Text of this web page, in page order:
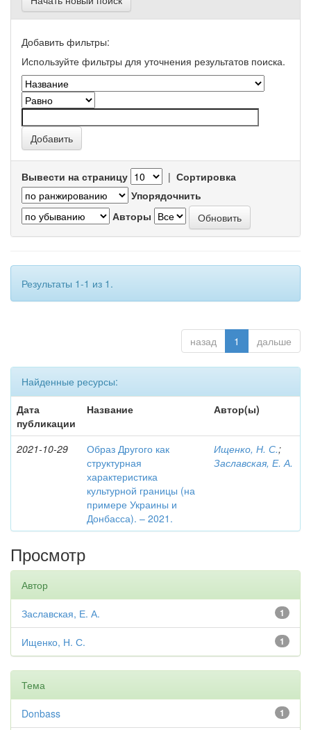
Добавить фильтры:
Используйте фильтры для уточнения результатов поиска.
Вывести на страницу | Сортировка
Упорядочнить
Авторы
Результаты 1-1 из 1.
назад 1 дальше
Найденные ресурсы:
Дата
публикации
Название Автор(ы)
2021-10-29
Образ Другого как
структурная
характеристика
культурной границы (на
примере Украины и
Донбасса). – 2021.
Ищенко, Н. С.;
Заславская, Е. А.
Просмотр
Автор
1
Заславская, Е. А.
1
Ищенко, Н. С.
Тема
1
Donbass